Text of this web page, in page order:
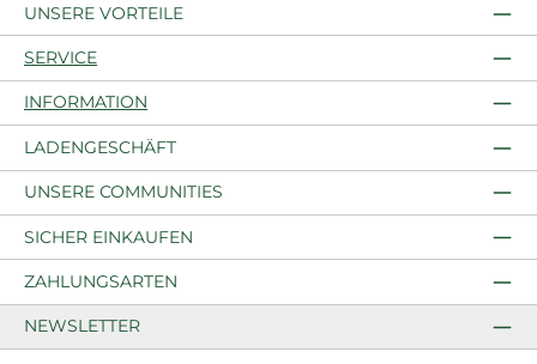
UNSERE VORTEILE
SERVICE
INFORMATION
LADENGESCHÄFT
UNSERE COMMUNITIES
SICHER EINKAUFEN
ZAHLUNGSARTEN
NEWSLETTER